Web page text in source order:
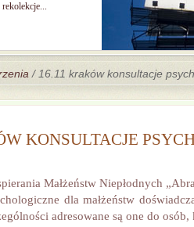
/ 16.11 kraków konsultacje
KONSULTACJE
Małżeństw Niepłodnych
dla małżeństw
adresowane są one do osób,